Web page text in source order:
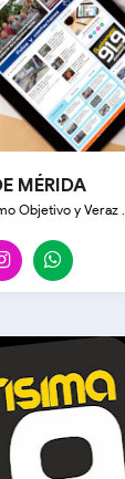
MÉRIDA
Objetivo y Veraz .